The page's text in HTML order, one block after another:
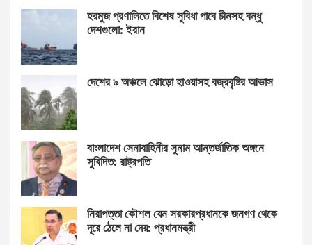
হরমুজ প্রণালিতে বিশেষ সুবিধা পাবে চীনসহ বন্ধু
দেশগুলো: ইরান
দেশের ৯ অঞ্চলে ঝোড়ো হাওয়াসহ বজ্রবৃষ্টির আভাস
বাংলাদেশ সেনাবাহিনীর সুনাম আন্তর্জাতিক অঙ্গনে
সুবিদিত: রাষ্ট্রপতি
নিরাপত্তা কৌশল যেন সরকারপ্রধানকে জনগণ থেকে
দূরে ঠেলে না দেয়: প্রধানমন্ত্রী